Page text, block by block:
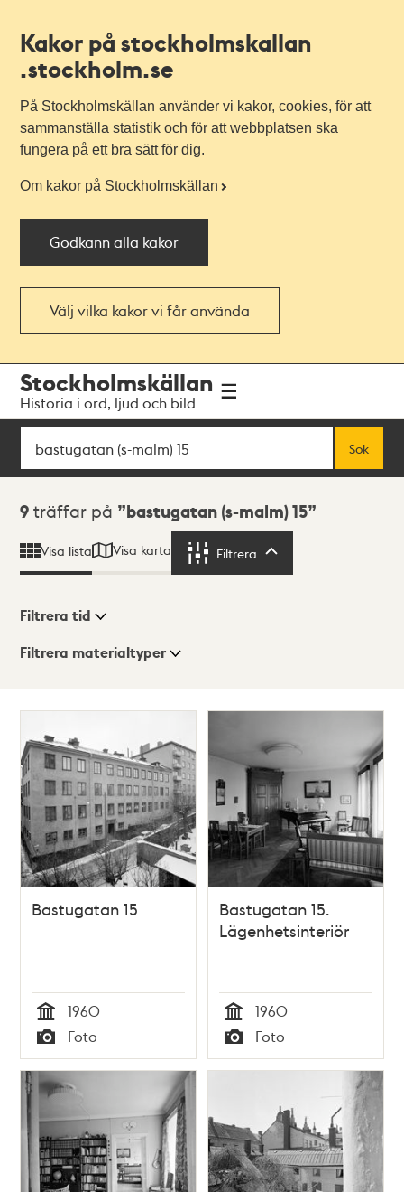
Kakor på stockholmskallan
.stockholm.se
På Stockholmskällan använder vi kakor, cookies, för att
sammanställa statistik och för att webbplatsen ska
fungera på ett bra sätt för dig.
Om kakor på Stockholmskällan
Godkänn alla kakor
Välj vilka kakor vi får använda
navigationen
huvudinnehållet
Stockholmskällan
Historia i ord, ljud och bild
Sök
Sök
Sökresultat
9 träffar på bastugatan (s-malm) 15
Visa lista Visa karta Filtrera
Visningsläge
Filtrera tid
Filtrera materialtyper
Bastugatan 15
Tid
1960
Typ
Foto
Bastugatan 15.
Lägenhetsinteriör
Tid
1960
Typ
Foto